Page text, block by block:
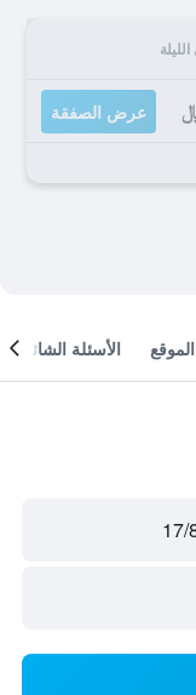
عرض الصفقة
الموقع الأسئلة الشائعة